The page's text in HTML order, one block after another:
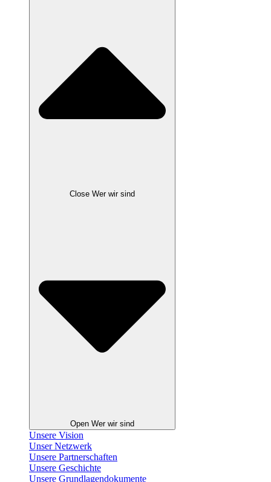
Close Wer wir sind
Open Wer wir sind
Unsere Vision
Unser Netzwerk
Unsere Partnerschaften
Unsere Geschichte
Unsere Grundlagendokumente